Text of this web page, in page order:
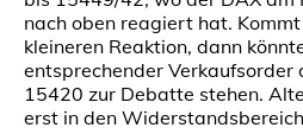
nach oben reagiert hat.
kleineren Reaktion, dann
entsprechender Verkaufsorder
15420 zur Debatte stehen.
erst in den